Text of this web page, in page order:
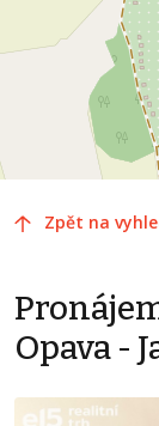
Zpět na
Opava -